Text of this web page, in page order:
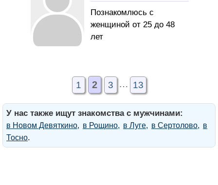
действительно
надёжного, любящего,
верного человека, в
семьи
Познакомлюсь с
женщиной от 25 до 48
лет
родился в 1973г
Девушку для
создания семьи
1 2 3 … 13
У нас также ищут знакомства с мужчинами:
в Новом Девяткино в Рощино в Луге в Сертолово
в
Тосно.